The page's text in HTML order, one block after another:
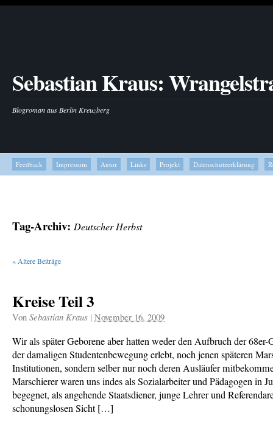
Sebastian Kraus:
Blogroman aus Berlin Kreuzberg
Feedback Impressum Autor Links Projekt Datenschutzerklärung
Tag-Archiv: Deutscher Herbst
« Ältere Beiträge
Kreise Teil 3
Von Sebastian Kraus | November 16, 2009
Wir als später Geborene aber hatten weder den Aufbruch der 68er-
der damaligen Studentenbewegung erlebt, noch jenen späteren
Institutionen, sondern selber nur noch deren Ausläufer
Marschierer waren uns indes als Sozialarbeiter und Pädagogen in
begegnet, als angehende Staatsdiener, junge Lehrer und
schonungslosen Sicht […]